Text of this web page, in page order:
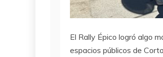
El Rally Épico logró algo
espacios públicos de